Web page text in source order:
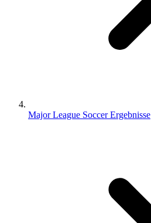
Major League Soccer Ergebnisse